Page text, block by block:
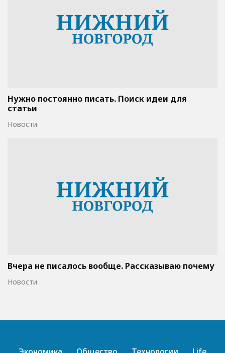
Нужно постоянно писать. Поиск идеи для
статьи
Новости
Вчера не писалось вообще. Рассказываю почему
Новости